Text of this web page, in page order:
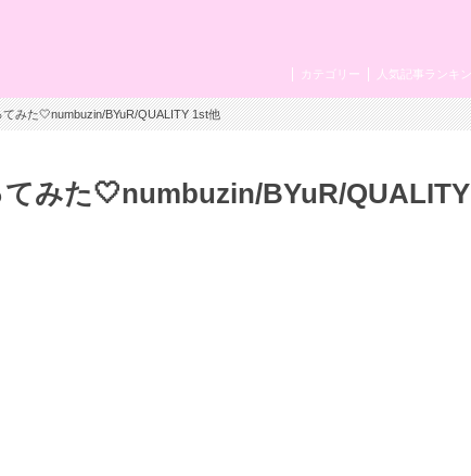
人気記事ランキ
カテゴリー
みた🤍numbuzin/BYuR/QUALITY 1st他
みた🤍numbuzin/BYuR/QUALITY